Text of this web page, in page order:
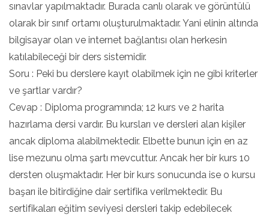
sınavlar yapılmaktadır. Burada canlı olarak ve görüntülü
olarak bir sınıf ortamı oluşturulmaktadır. Yani elinin altında
bilgisayar olan ve internet bağlantısı olan herkesin
katılabileceği bir ders sistemidir.
Soru : Peki bu derslere kayıt olabilmek için ne gibi kriterler
ve şartlar vardır?
Cevap : Diploma programında; 12 kurs ve 2 harita
hazırlama dersi vardır. Bu kursları ve dersleri alan kişiler
ancak diploma alabilmektedir. Elbette bunun için en az
lise mezunu olma şartı mevcuttur. Ancak her bir kurs 10
dersten oluşmaktadır. Her bir kurs sonucunda ise o kursu
başarı ile bitirdiğine dair sertifika verilmektedir. Bu
sertifikaları eğitim seviyesi dersleri takip edebilecek